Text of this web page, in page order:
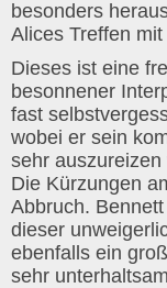
besonders
Alices Treffen
Dieses ist eine
besonnener
fast
wobei er sein
sehr
Die Kürzungen
Abbruch.
dieser
ebenfalls ein
sehr